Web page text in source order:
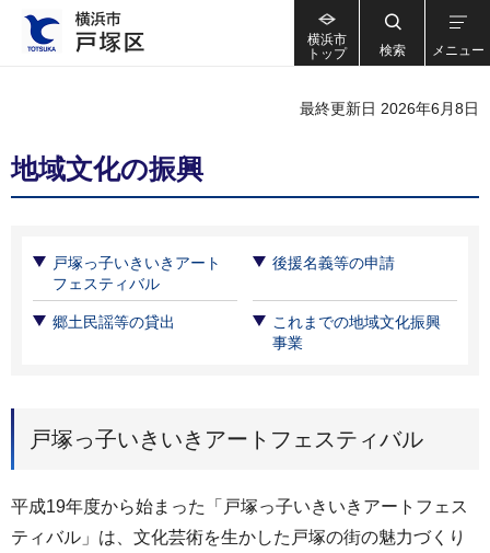
横浜市
トップ
検索 メニュー
最終更新日 2026年6月8日
地域文化の振興
戸塚っ子いきいきアート
フェスティバル
後援名義等の申請
郷土民謡等の貸出
これまでの地域文化振興
事業
戸塚っ子いきいきアートフェスティバル
平成19年度から始まった「戸塚っ子いきいきアートフェス
ティバル」は、文化芸術を生かした戸塚の街の魅力づくり